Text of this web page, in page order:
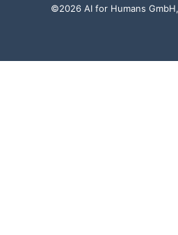
©2026 AI for Humans